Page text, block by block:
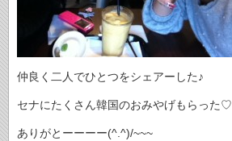
仲良く二人でひとつをシェアーした♪
セナにたくさん韓国のおみやげもらった♡
ありがとーーーー(^.^)/~~~